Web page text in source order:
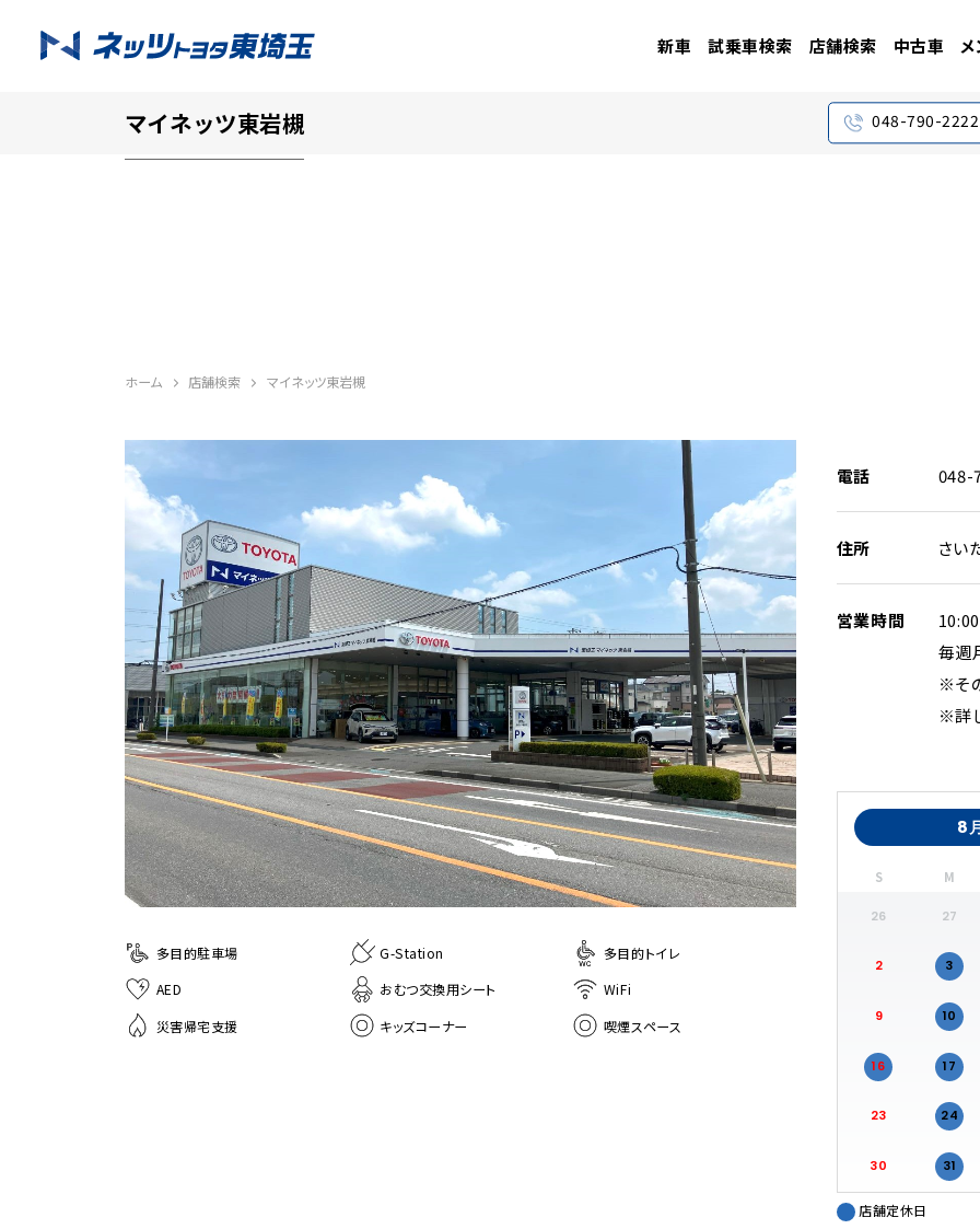
新車 試乗車検索 店舗検索 中古車
マイネッツ東岩槻 048-790-2222
ホーム 店舗検索 マイネッツ東岩槻
多目的駐車場 G-Station
多目的トイレ
AED
おむつ交換用シート
WiFi
災害帰宅支援
キッズコーナー 喫煙スペース
電話 048-
住所 さい
営業時間
毎週
※そ
※詳
8
S M
26 27
2 3
9 10
16 17
23 24
30 31
店舗定休日